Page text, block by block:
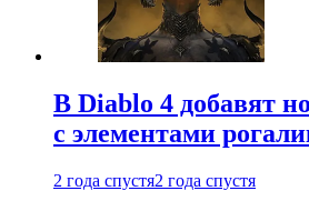
В Diablo 4 добавят
с элементами
2 года спустя2 года спустя